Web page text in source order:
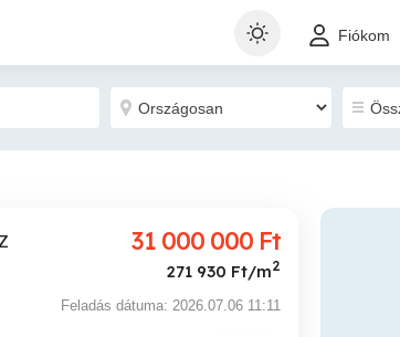
Fiókom
31 000 000 Ft
271 930 Ft/m2
Feladás dátuma: 2026.07.06 11:11